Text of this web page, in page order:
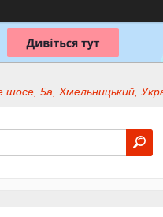
5а, Хмельницький,